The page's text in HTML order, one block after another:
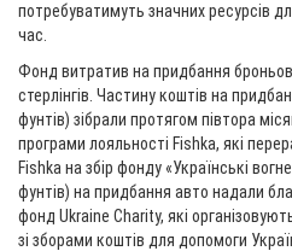
потребуватимуть значних ресурсів
час.
Фонд витратив на придбання
стерлінгів. Частину коштів на
фунтів) зібрали протягом півтора
програми лояльності Fishka, які
Fishka на збір фонду «Українські
фунтів) на придбання авто надали
фонд Ukraine Charity, які
зі зборами коштів для допомоги